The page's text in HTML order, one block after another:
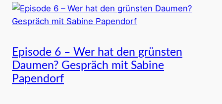
Episode 6 – Wer hat den grünsten
Daumen? Gespräch mit Sabine
Papendorf